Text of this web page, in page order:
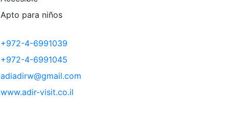
para niños
+972-4-6991039
+972-4-6991045
adiadirw@gmail.com
www.adir-visit.co.il